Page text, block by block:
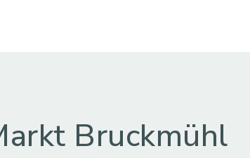
Bruckmühl